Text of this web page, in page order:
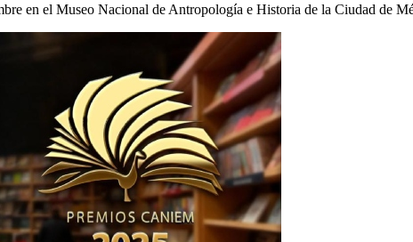
en el Museo Nacional de Antropología e Historia de la Ciudad de